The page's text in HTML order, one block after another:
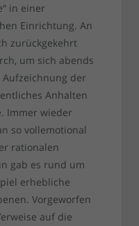
in einer
Einrichtung. An
zurückgekehrt
um sich abends
der
Anhalten
Immer wieder
so vollemotional
rationalen
gab es rund um
erhebliche
Vorgeworfen
auf die